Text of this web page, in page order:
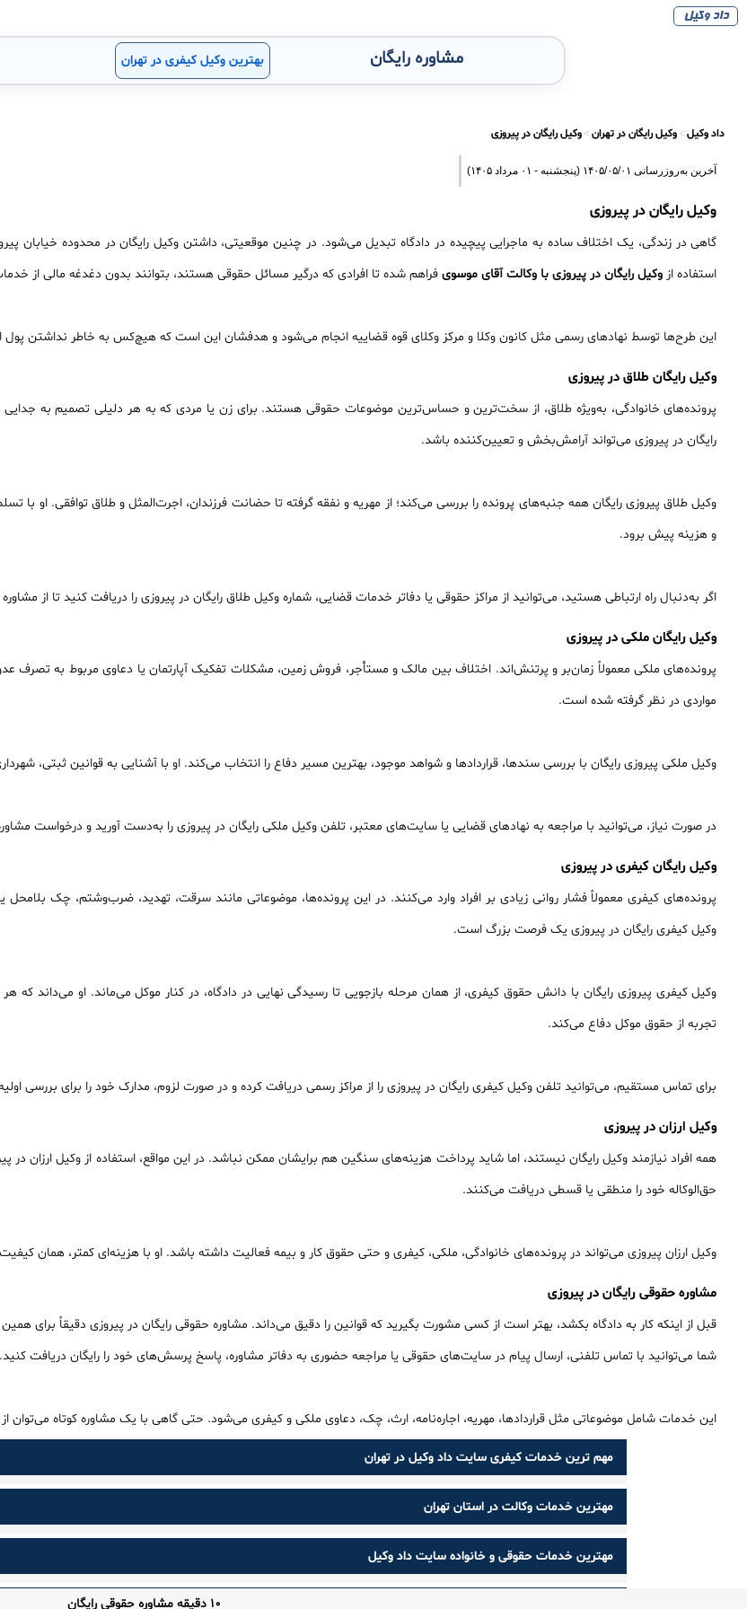
داد وکیل
مشاوره رایگان بهترین وکیل کیفری در تهران
داد وکیل وکیل رایگان در تهران وکیل رایگان در پیروزی
آخرین به‌روزرسانی ۱۴۰۵/۰۵/۰۱ (پنجشنبه - ۰۱ مرداد ۱۴۰۵)
وکیل رایگان در پیروزی
گاهی در زندگی، یک اختلاف ساده به ماجرایی پیچیده در دادگاه تبدیل می‌شود. در چنین موقعیتی، داشتن وکیل رایگان در محدوده خیابان
استفاده از وکیل رایگان در پیروزی با وکالت آقای موسویفراهم شده تا افرادی که درگیر مسائل حقوقی هستند، بتوانند بدون دغدغه مالی از
این طرح‌ها توسط نهادهای رسمی مثل کانون وکلا و مرکز وکلای قوه قضاییه انجام می‌شود و هدفشان این است که هیچ‌کس به خاطر نداشتن پول
وکیل رایگان طلاق در پیروزی
پرونده‌های خانوادگی، به‌ویژه طلاق، از سخت‌ترین و حساس‌ترین موضوعات حقوقی هستند. برای زن یا مردی که به هر دلیلی تصمیم به جدایی
رایگان در پیروزی می‌تواند آرامش‌بخش و تعیین‌کننده باشد.
وکیل طلاق پیروزی رایگان همه جنبه‌های پرونده را بررسی می‌کند؛ از مهریه و نفقه گرفته تا حضانت فرزندان، اجرت‌المثل و طلاق توافقی. او
و هزینه پیش برود.
اگر به‌دنبال راه ارتباطی هستید، می‌توانید از مراکز حقوقی یا دفاتر خدمات قضایی، شماره وکیل طلاق رایگان در پیروزی را دریافت کنید تا از
وکیل رایگان ملکی در پیروزی
پرونده‌های ملکی معمولاً زمان‌بر و پرتنش‌اند. اختلاف بین مالک و مستأجر، فروش زمین، مشکلات تفکیک آپارتمان یا دعاوی مربوط به تصرف
مواردی در نظر گرفته شده است.
وکیل ملکی پیروزی رایگان با بررسی سندها، قراردادها و شواهد موجود، بهترین مسیر دفاع را انتخاب می‌کند. او با آشنایی به قوانین ثبتی،
در صورت نیاز، می‌توانید با مراجعه به نهادهای قضایی یا سایت‌های معتبر، تلفن وکیل ملکی رایگان در پیروزی را به‌دست آورید و درخواست
وکیل رایگان کیفری در پیروزی
پرونده‌های کیفری معمولاً فشار روانی زیادی بر افراد وارد می‌کنند. در این پرونده‌ها، موضوعاتی مانند سرقت، تهدید، ضرب‌وشتم، چک
وکیل کیفری رایگان در پیروزی یک فرصت بزرگ است.
وکیل کیفری پیروزی رایگان با دانش حقوق کیفری، از همان مرحله بازجویی تا رسیدگی نهایی در دادگاه، در کنار موکل می‌ماند. او می‌داند
تجربه از حقوق موکل دفاع می‌کند.
برای تماس مستقیم، می‌توانید تلفن وکیل کیفری رایگان در پیروزی را از مراکز رسمی دریافت کرده و در صورت لزوم، مدارک خود را برای بررسی
وکیل ارزان در پیروزی
همه افراد نیازمند وکیل رایگان نیستند، اما شاید پرداخت هزینه‌های سنگین هم برایشان ممکن نباشد. در این مواقع، استفاده از وکیل ارزان
حق‌الوکاله خود را منطقی یا قسطی دریافت می‌کنند.
وکیل ارزان پیروزی می‌تواند در پرونده‌های خانوادگی، ملکی، کیفری و حتی حقوق کار و بیمه فعالیت داشته باشد. او با هزینه‌ای کمتر، همان
مشاوره حقوقی رایگان در پیروزی
قبل از اینکه کار به دادگاه بکشد، بهتر است از کسی مشورت بگیرید که قوانین را دقیق می‌داند. مشاوره حقوقی رایگان در پیروزی دقیقاً
شما می‌توانید با تماس تلفنی، ارسال پیام در سایت‌های حقوقی یا مراجعه حضوری به دفاتر مشاوره، پاسخ پرسش‌های خود را رایگان دریافت کنید.
این خدمات شامل موضوعاتی مثل قراردادها، مهریه، اجاره‌نامه، ارث، چک، دعاوی ملکی و کیفری می‌شود. حتی گاهی با یک مشاوره کوتاه می‌توان
مهم ترین خدمات کیفری سایت داد وکیل در تهران
مهترین خدمات وکالت در استان تهران
مهترین خدمات حقوقی و خانواده سایت داد وکیل
10 دقیقه مشاوره حقوقی رایگان